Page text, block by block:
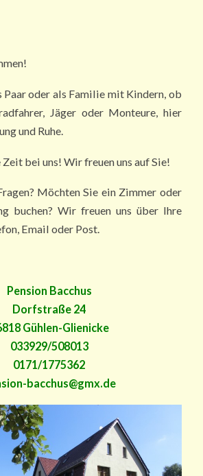
Paar oder als Familie mit Kindern, ob
Jäger oder Monteure, hier
und Ruhe.
bei uns! Wir freuen uns auf Sie!
Möchten Sie ein Zimmer oder
buchen? Wir freuen uns über Ihre
Email oder Post.
Pension Bacchus
Dorfstraße 24
Gühlen-Glienicke
033929/508013
0171/1775362
bacchus@gmx.de